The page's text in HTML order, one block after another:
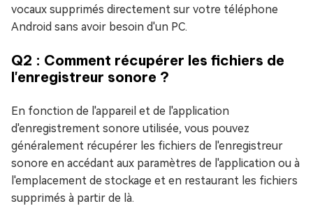
vocaux supprimés directement sur votre téléphone
Android sans avoir besoin d'un PC.
Q2 : Comment récupérer les fichiers de
l'enregistreur sonore ?
En fonction de l'appareil et de l'application
d'enregistrement sonore utilisée, vous pouvez
généralement récupérer les fichiers de l'enregistreur
sonore en accédant aux paramètres de l'application ou à
l'emplacement de stockage et en restaurant les fichiers
supprimés à partir de là.